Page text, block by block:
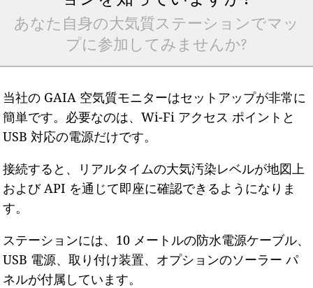
あなた自身の大気質ステーションでマッ
プに参加してみませんか?
当社の GAIA 空気質モニターはセットアップが非常に
簡単です。必要なのは、Wi-Fi アクセス ポイントと
USB 対応の電源だけです。
接続すると、リアルタイムの大気汚染レベルが地図上
および API を通じて即座に確認できるようになりま
す。
ステーションには、10 メートルの防水電源ケーブル、
USB 電源、取り付け装置、オプションのソーラー パ
ネルが付属しています。